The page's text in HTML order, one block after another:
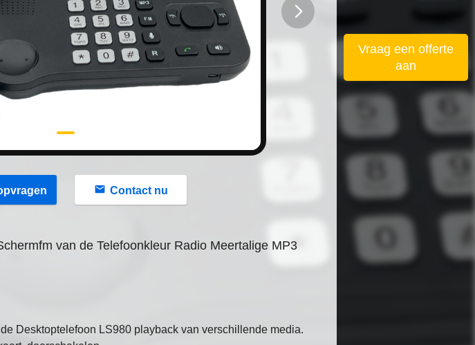
button
Contact nu
van de Telefoonkleur Radio Meertalige MP3
Desktoptelefoon LS980 playback van verschillende media.
Vraag een offerte
aan